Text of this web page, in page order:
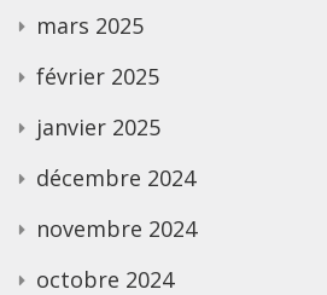
mars 2025
février 2025
janvier 2025
décembre 2024
novembre 2024
octobre 2024